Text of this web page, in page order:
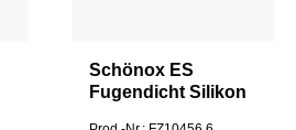
Schönox ES
Fugendicht Silikon